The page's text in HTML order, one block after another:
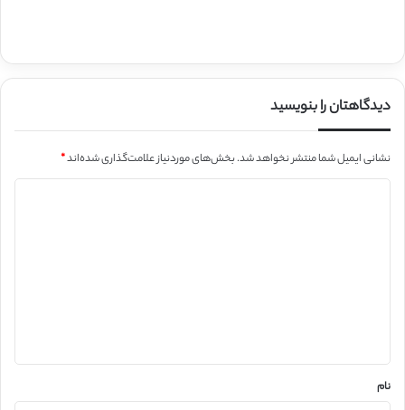
دیدگاهتان را بنویسید
نشانی ایمیل شما منتشر نخواهد شد.بخش‌های موردنیاز علامت‌گذاری شده‌اند*
نام